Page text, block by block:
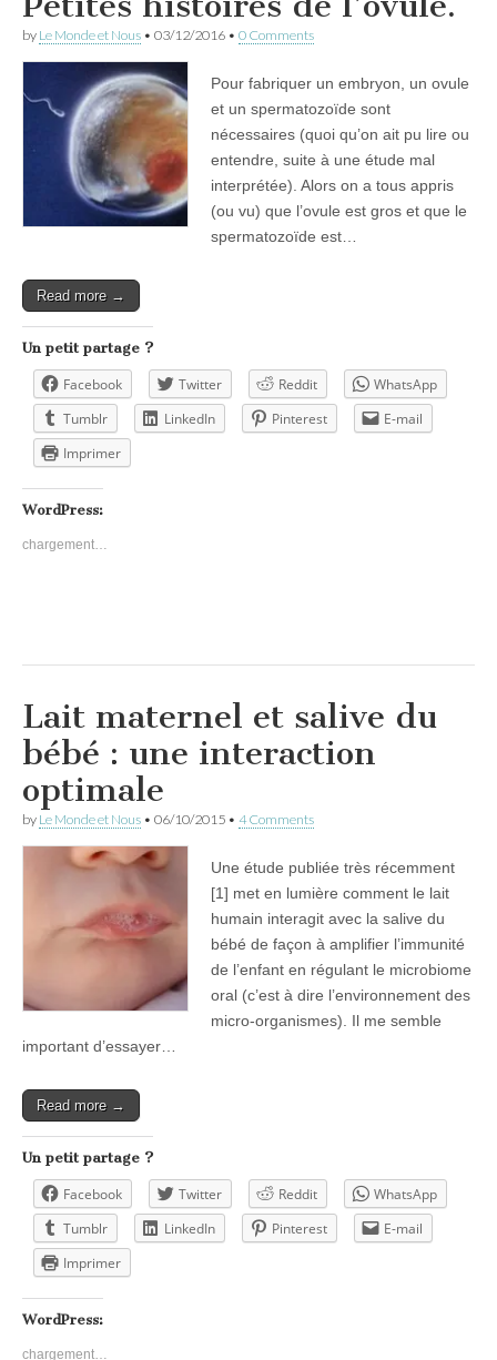
by Le Monde et Nous • 03/12/2016 • 0 Comments
Pour fabriquer un embryon, un ovule
et un spermatozoïde sont
nécessaires (quoi qu’on ait pu lire ou
entendre, suite à une étude mal
interprétée). Alors on a tous appris
(ou vu) que l’ovule est gros et que le
spermatozoïde est…
Read more →
Un petit partage ?
Facebook Twitter Reddit
WhatsApp
Tumblr
LinkedIn Pinterest
E-mail
Imprimer
WordPress:
chargement…
Lait maternel et salive du
bébé : une interaction
optimale
by Le Monde et Nous • 06/10/2015 • 4 Comments
Une étude publiée très récemment
[1] met en lumière comment le lait
humain interagit avec la salive du
bébé de façon à amplifier l’immunité
de l’enfant en régulant le microbiome
oral (c’est à dire l’environnement des
micro-organismes). Il me semble
important d’essayer…
Read more →
Un petit partage ?
Facebook Twitter Reddit
WhatsApp
Tumblr
LinkedIn Pinterest
E-mail
Imprimer
WordPress:
chargement…